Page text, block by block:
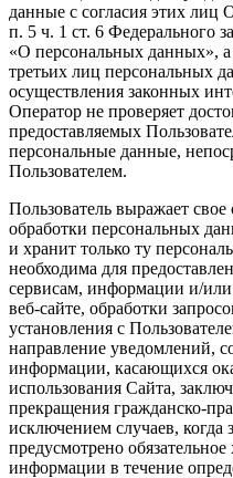
данные с согласия этих лиц
п. 5 ч. 1 ст. 6 Федерального
«О персональных данных»,
третьих лиц персональных
осуществления законных
Оператор не проверяет
предоставляемых
персональные данные,
Пользователем.
Пользователь выражает свое
обработки персональных
и хранит только ту
необходима для
сервисам, информации и/
веб-сайте, обработки
установления с
направление уведомлений,
информации, касающихся
использования Сайта,
прекращения гражданско-
исключением случаев, когда
предусмотрено
информации в течение